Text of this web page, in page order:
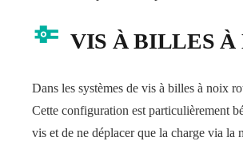
VIS À BILLES À
Dans les systèmes de vis à billes à noix
Cette configuration est particulièrement
vis et de ne déplacer que la charge via la